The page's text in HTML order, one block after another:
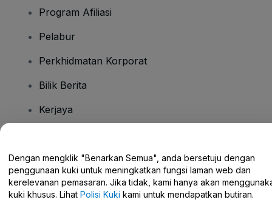
Program Afiliasi
Pelabur
Perkhidmatan Korporat
Bilik Berita
Kerjaya
Pusat Bantuan / Hubungi Kami
Dengan mengklik "Benarkan Semua", anda bersetuju dengan
penggunaan kuki untuk meningkatkan fungsi laman web dan
kerelevanan pemasaran. Jika tidak, kami hanya akan
kuki khusus. Lihat Polisi Kuki kami untuk mendapatkan butiran.